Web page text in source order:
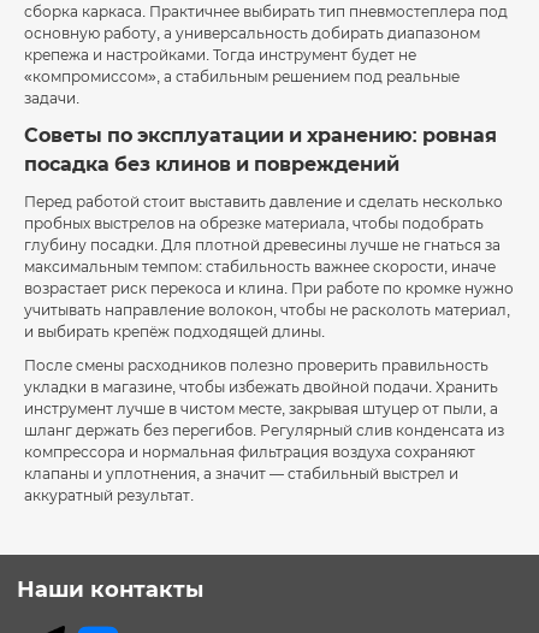
сборка каркаса. Практичнее выбирать тип пневмостеплера под
основную работу, а универсальность добирать диапазоном
крепежа и настройками. Тогда инструмент будет не
«компромиссом», а стабильным решением под реальные
задачи.
Советы по эксплуатации и хранению: ровная
посадка без клинов и повреждений
Перед работой стоит выставить давление и сделать несколько
пробных выстрелов на обрезке материала, чтобы подобрать
глубину посадки. Для плотной древесины лучше не гнаться за
максимальным темпом: стабильность важнее скорости, иначе
возрастает риск перекоса и клина. При работе по кромке нужно
учитывать направление волокон, чтобы не расколоть материал,
и выбирать крепёж подходящей длины.
После смены расходников полезно проверить правильность
укладки в магазине, чтобы избежать двойной подачи. Хранить
инструмент лучше в чистом месте, закрывая штуцер от пыли, а
шланг держать без перегибов. Регулярный слив конденсата из
компрессора и нормальная фильтрация воздуха сохраняют
клапаны и уплотнения, а значит — стабильный выстрел и
аккуратный результат.
Наши контакты